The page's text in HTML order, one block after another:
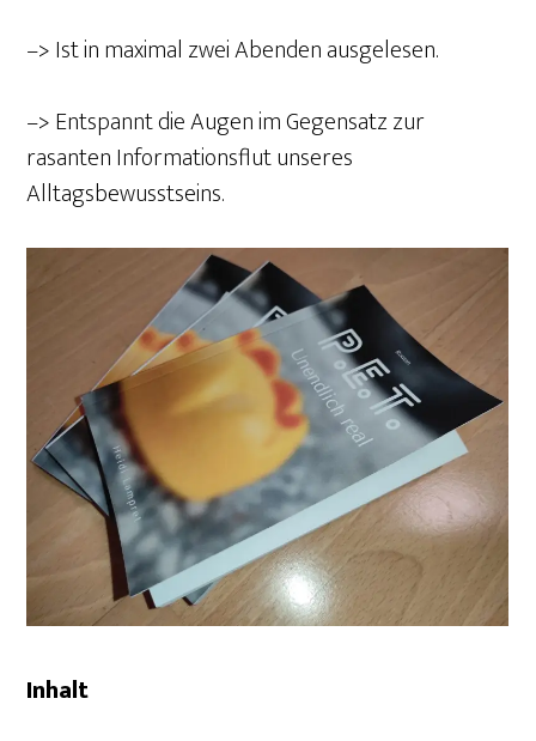
–> Ist in maximal zwei Abenden ausgelesen.
–> Entspannt die Augen im Gegensatz zur
rasanten Informationsflut unseres
Alltagsbewusstseins.
Inhalt